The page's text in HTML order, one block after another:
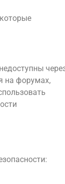
на форумах,